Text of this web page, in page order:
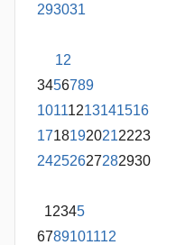
293031
12
3456789
10111213141516
17181920212223
24252627282930
12345
6789101112